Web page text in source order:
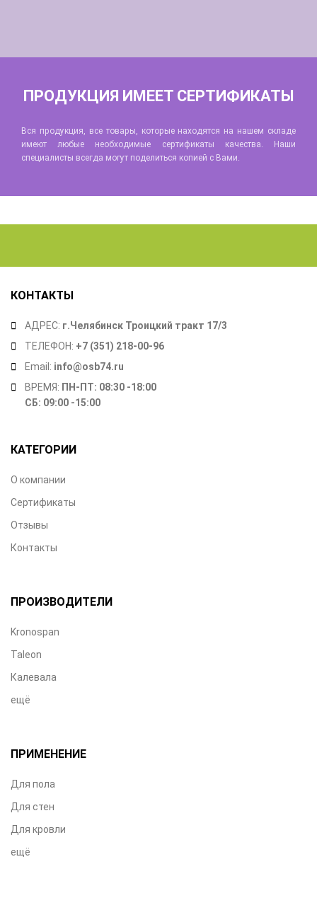
ПРОДУКЦИЯ ИМЕЕТ СЕРТИФИКАТЫ
Вся продукция, все товары, которые находятся на нашем складе
имеют любые необходимые сертификаты качества. Наши
специалисты всегда могут поделиться копией с Вами.
КОНТАКТЫ
АДРЕС: г.Челябинск Троицкий тракт 17/3
ТЕЛЕФОН: +7 (351) 218-00-96
Email: info@osb74.ru
ВРЕМЯ: ПН-ПТ: 08:30 -18:00
СБ: 09:00 -15:00
КАТЕГОРИИ
О компании
Сертификаты
Отзывы
Контакты
ПРОИЗВОДИТЕЛИ
Kronospan
Taleon
Калевала
ещё
ПРИМЕНЕНИЕ
Для пола
Для стен
Для кровли
ещё